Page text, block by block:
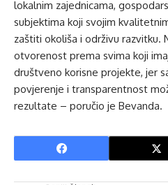
lokalnim zajednicama,
subjektima koji svojim
zaštiti okoliša i održivu razvitku.
otvorenost prema svima koji
društveno korisne projekte, jer
povjerenje i transparentnost
rezultate – poručio je Bevanda.